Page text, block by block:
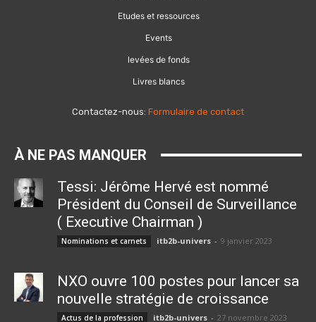
Etudes et ressources
Events
levées de fonds
Livres blancs
Contactez-nous: Formulaire de contact
À NE PAS MANQUER
Tessi: Jérôme Hervé est nommé
Président du Conseil de Surveillance
( Executive Chairman )
Nominations et carnets itb2b-univers - 9 janvier 2023
NXO ouvre 100 postes pour lancer sa
nouvelle stratégie de croissance
Actus de la profession itb2b-univers - 27 novembre 2023